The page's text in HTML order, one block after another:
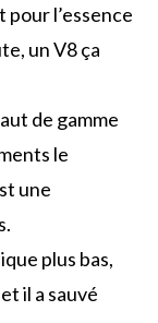
pour l’essence
un V8 ça
de gamme
le
une
plus bas,
il a sauvé